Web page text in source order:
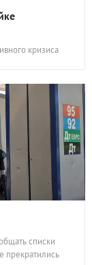
кризиса
списки
прекратились